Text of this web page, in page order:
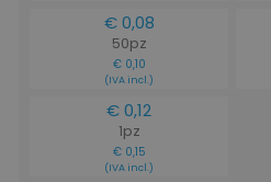
€ 0,08
50pz
€ 0,10
(IVA incl.)
€ 0,12
1pz
€ 0,15
(IVA incl.)